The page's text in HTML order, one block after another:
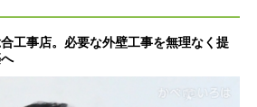
工事店。必要な外壁工事を無理なく提